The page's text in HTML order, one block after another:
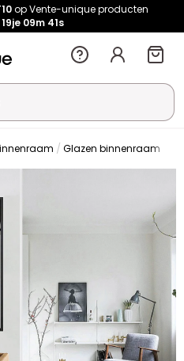
op Vente-unique producten
19je 09m 41s
Glazen binnenraam